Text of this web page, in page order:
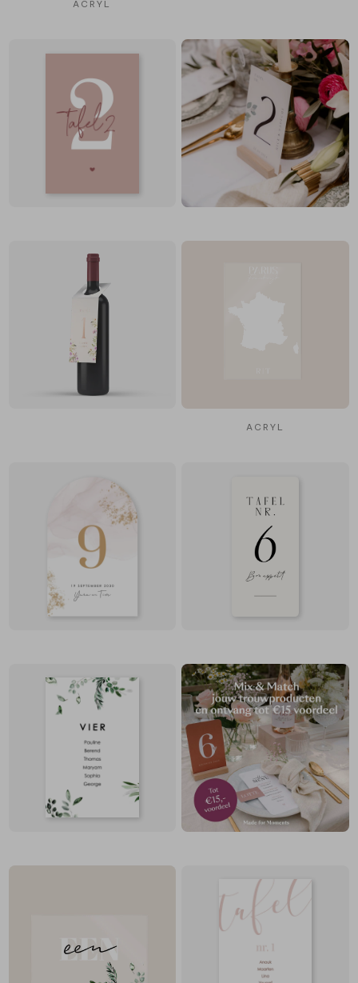
ACRYL
ACRYL